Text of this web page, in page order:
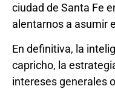
ciudad de Santa Fe
alentarnos a asumir
En definitiva, la
capricho, la
intereses generales